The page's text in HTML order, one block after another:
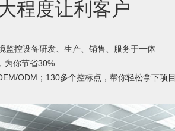
程度让利客户
监控设备研发、生产、销售、服务于一体
为你节省30%
ODM；130多个控标点，帮你轻松拿下项目